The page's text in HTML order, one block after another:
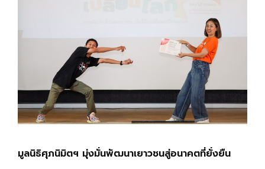
มูลนิธิศุภนิมิตฯ มุ่งมั่นพัฒนาเยาวชนสู่อนาคตที่ยั่งยืน